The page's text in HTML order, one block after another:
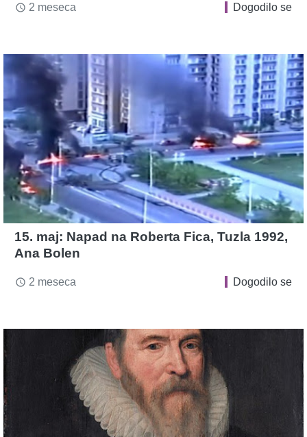
access_time 2 meseca Dogodilo se
15. maj: Napad na Roberta Fica, Tuzla 1992,
Ana Bolen
access_time 2 meseca Dogodilo se